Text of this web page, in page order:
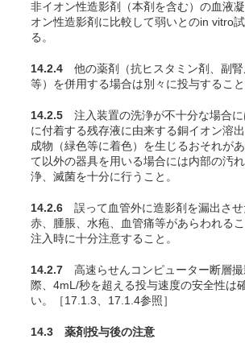
非イオン性造影剤（本剤を含む）の血液
オン性造影剤に比較して弱いとのin vitro
る。
14.2.4 他の薬剤（抗ヒスタミン剤、副腎
等）を併用する場合は別々に投与すること
14.2.5 注入装置の洗浄が不十分な場合
に付着する残存液に由来する銅イオン溶
成物（緑色等に着色）を生じるおそれが
て以外の器具を用いる場合には内部の汚
浄、滅菌を十分に行うこと。
14.2.6 誤って血管外に造影剤を漏出させ
赤、腫脹、水疱、血管痛等があらわれるこ
注入時に十分注意すること。
14.2.7 高速らせんコンピューター断層撮
際、4mL/秒を超える投与速度の安全性は
い。［17.1.3、17.1.4参照］
14.3 薬剤投与後の注意